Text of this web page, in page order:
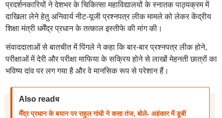
प्रदर्शनकारियों ने देशभर के चिकित्सा महाविद्यालयों के स्नातक पाठ्यक्रम में
दाखिला लेने हेतु अनिवार्य नीट-यूजी प्रश्नपत्र लीक मामले को लेकर केंद्रीय
शिक्षा मंत्री धर्मेंद्र प्रधान के तत्काल इस्तीफे की मांग की।
संवाददाताओं से बातचीत में पिंगले ने कहा कि बार-बार प्रश्नपत्र लीक होने,
परीक्षाओं में देरी और परीक्षा माफिया के सक्रिय होने से लाखों मेहनती छात्रों का
भविष्य दांव पर लग गया है और वे मानसिक रूप से परेशान हैं।
Also readध
र्मेंद्र प्रधान के बयान पर राहुल गांधी ने कसा तंज, बोले- अहंकार में डूबी